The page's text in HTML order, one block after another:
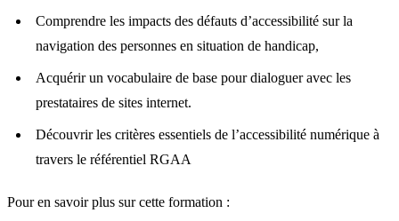
Comprendre les impacts des défauts d’accessibilité sur la
navigation des personnes en situation de handicap,
Acquérir un vocabulaire de base pour dialoguer avec les
prestataires de sites internet.
Découvrir les critères essentiels de l’accessibilité numérique à
travers le référentiel RGAA
Pour en savoir plus sur cette formation :